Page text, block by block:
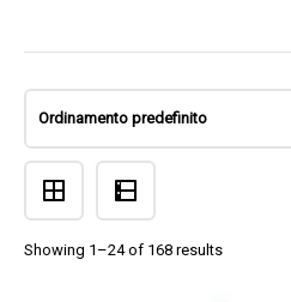
Showing 1–24 of 168 results